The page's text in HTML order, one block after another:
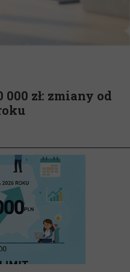
zł: zmiany od